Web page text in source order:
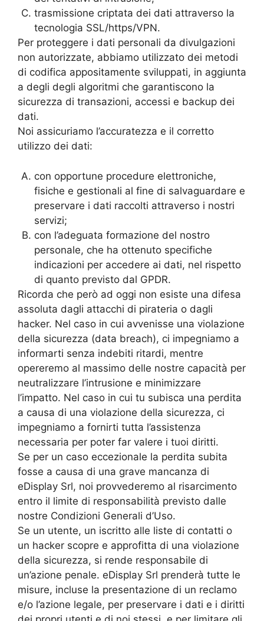
trasmissione criptata dei dati attraverso la
tecnologia SSL/https/VPN.
Per proteggere i dati personali da divulgazioni
non autorizzate, abbiamo utilizzato dei metodi
di codifica appositamente sviluppati, in aggiunta
a degli degli algoritmi che garantiscono la
sicurezza di transazioni, accessi e backup dei
dati.
Noi assicuriamo l’accuratezza e il corretto
utilizzo dei dati:
con opportune procedure elettroniche,
fisiche e gestionali al fine di salvaguardare e
preservare i dati raccolti attraverso i nostri
servizi;
con l’adeguata formazione del nostro
personale, che ha ottenuto specifiche
indicazioni per accedere ai dati, nel rispetto
di quanto previsto dal GPDR.
Ricorda che però ad oggi non esiste una difesa
assoluta dagli attacchi di pirateria o dagli
hacker. Nel caso in cui avvenisse una violazione
della sicurezza (data breach), ci impegniamo a
informarti senza indebiti ritardi, mentre
opereremo al massimo delle nostre capacità per
neutralizzare l’intrusione e minimizzare
l’impatto. Nel caso in cui tu subisca una perdita
a causa di una violazione della sicurezza, ci
impegniamo a fornirti tutta l’assistenza
necessaria per poter far valere i tuoi diritti.
Se per un caso eccezionale la perdita subita
fosse a causa di una grave mancanza di
eDisplay Srl, noi provvederemo al risarcimento
entro il limite di responsabilità previsto dalle
nostre Condizioni Generali d’Uso.
Se un utente, un iscritto alle liste di contatti o
un hacker scopre e approfitta di una violazione
della sicurezza, si rende responsabile di
un’azione penale. eDisplay Srl prenderà tutte le
misure, incluse la presentazione di un reclamo
e/o l’azione legale, per preservare i dati e i diritti